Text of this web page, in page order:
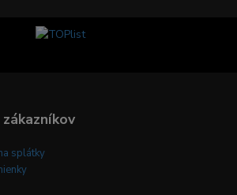
splátky